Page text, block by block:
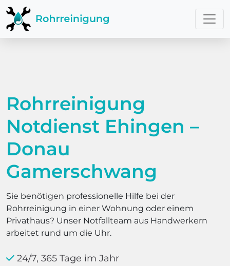
Rohrreinigung
Notdienst Ehingen –
Donau
Gamerschwang
Sie benötigen professionelle Hilfe bei der
Rohrreinigung in einer Wohnung oder einem
Privathaus? Unser Notfallteam aus Handwerkern
arbeitet rund um die Uhr.
24/7, 365 Tage im Jahr